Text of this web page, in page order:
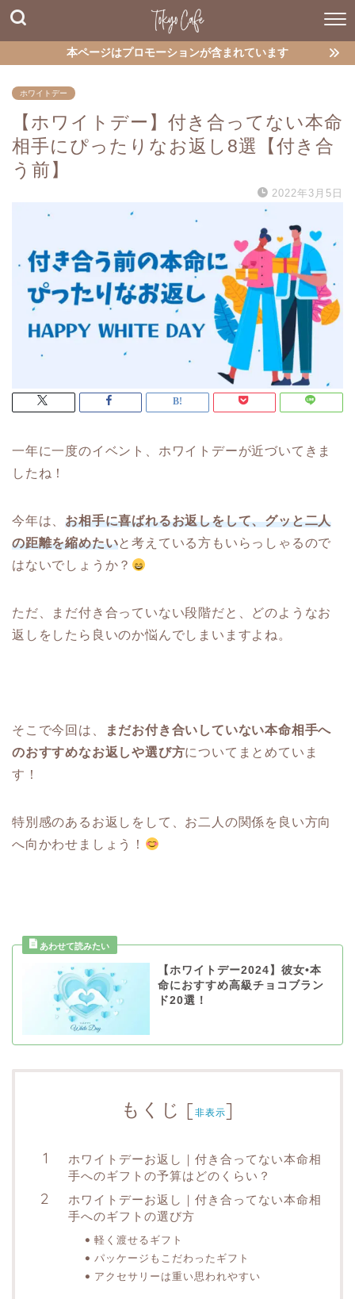
本ページはプロモーションが含まれています
ホワイトデー
【ホワイトデー】付き合ってない本命
相手にぴったりなお返し8選【付き合
う前】
2022年3月5日
一年に一度のイベント、ホワイトデーが近づいてきま
したね！
今年は、お相手に喜ばれるお返しをして、グッと二人
の距離を縮めたいと考えている方もいらっしゃるので
はないでしょうか？
ただ、まだ付き合っていない段階だと、どのようなお
返しをしたら良いのか悩んでしまいますよね。
そこで今回は、
まだお付き合いしていない本命相手へ
のおすすめなお返しや選び方についてまとめていま
す！
特別感のあるお返しをして、お二人の関係を良い方向
へ向かわせましょう！
【ホワイトデー2024】彼女•本
命におすすめ高級チョコブラン
ド20選！
もくじ [非表示]
ホワイトデーお返し｜付き合ってない本命相
手へのギフトの予算はどのくらい？
ホワイトデーお返し｜付き合ってない本命相
手へのギフトの選び方
軽く渡せるギフト
パッケージもこだわったギフト
アクセサリーは重い思われやすい